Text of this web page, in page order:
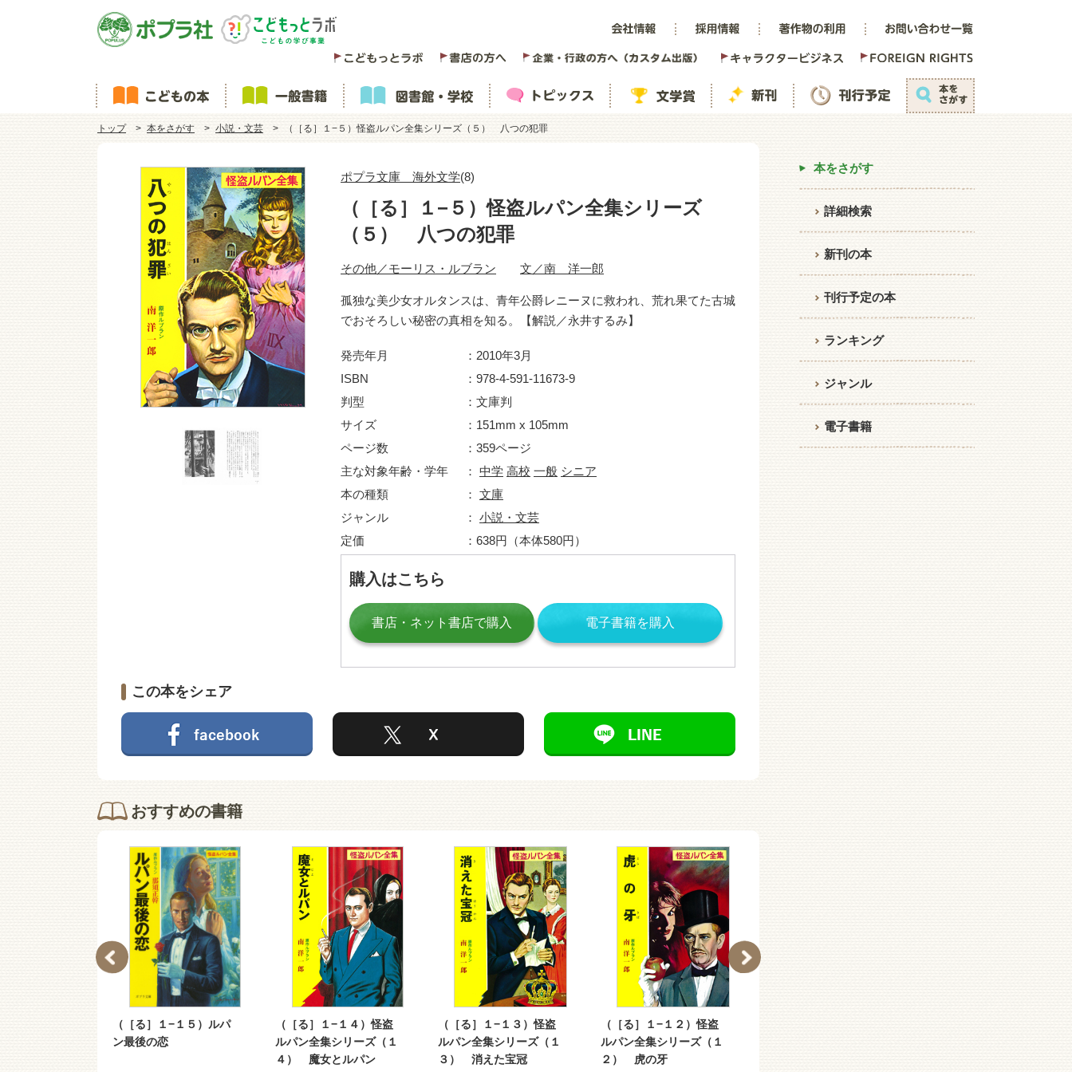
トップ 本をさがす 小説・文芸 （［る］１−５）怪盗ルパン全集シリーズ（５） 八つの犯罪
ポプラ文庫 海外文学(8)
（［る］１−５）怪盗ルパン全集シリーズ
（５） 八つの犯罪
その他／モーリス・ルブラン 文／南 洋一郎
孤独な美少女オルタンスは、青年公爵レニーヌに救われ、荒れ果てた古城
でおそろしい秘密の真相を知る。【解説／永井するみ】
発売年月
2010年3月
ISBN
978-4-591-11673-9
判型
文庫判
サイズ
151mm x 105mm
ページ数
359ページ
主な対象年齢・学年
中学 高校 一般 シニア
本の種類
文庫
ジャンル
小説・文芸
定価
638円（本体580円）
購入はこちら
書店・ネット書店で購入 電子書籍を購入
この本をシェア
おすすめの書籍
（［る］１−１５）ルパ
ン最後の恋
（［る］１−１４）怪盗
ルパン全集シリーズ（１
４） 魔女とルパン
（［る］１−１３）怪盗
ルパン全集シリーズ（１
３） 消えた宝冠
（［る］１−１２）怪盗
ルパン全集シリーズ（１
２） 虎の牙
本をさがす
詳細検索
新刊の本
刊行予定の本
ランキング
ジャンル
電子書籍